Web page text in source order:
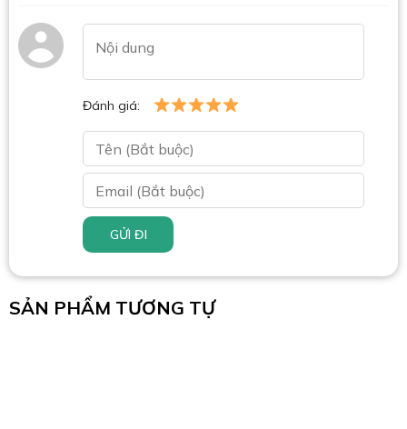
Đánh giá:
GỬI ĐI
SẢN PHẨM TƯƠNG TỰ